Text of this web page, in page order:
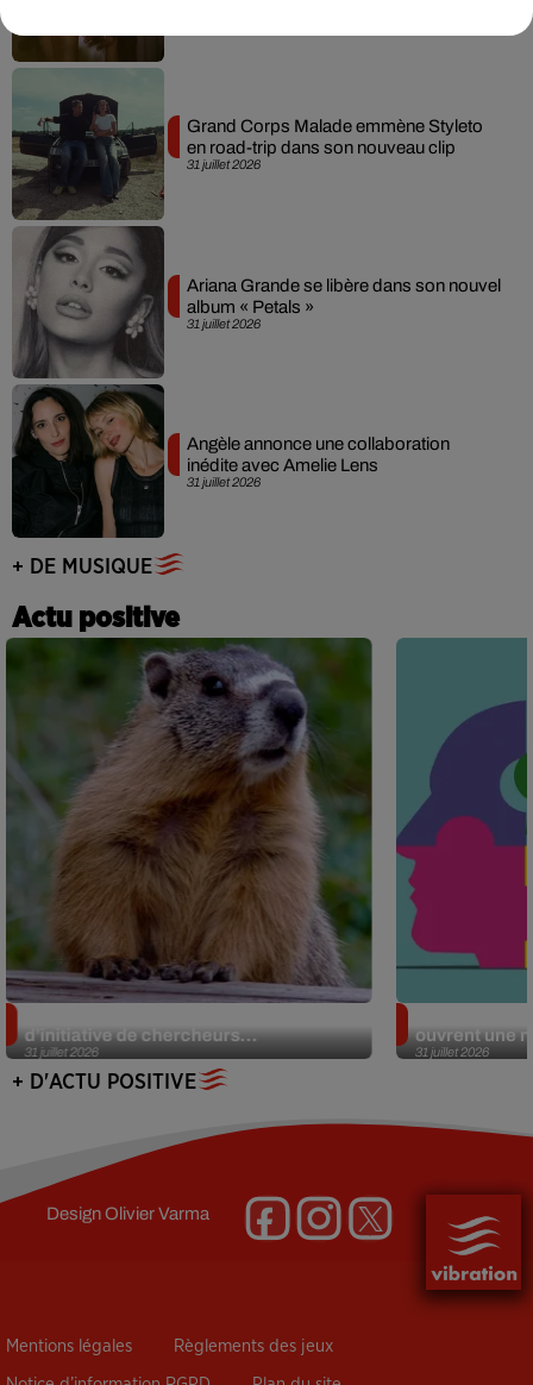
31 juillet 2026
Grand Corps Malade emmène Styleto
en road-trip dans son nouveau clip
31 juillet 2026
Ariana Grande se libère dans son nouvel
album « Petals »
31 juillet 2026
Angèle annonce une collaboration
inédite avec Amelie Lens
+ DE MUSIQUE
Actu positive
31 juillet 2026
d’initiative de chercheurs...
31 juillet 2026
ouvrent une
+ D'ACTU POSITIVE
DesignOlivier Varma
Mentions légales Règlements des jeux